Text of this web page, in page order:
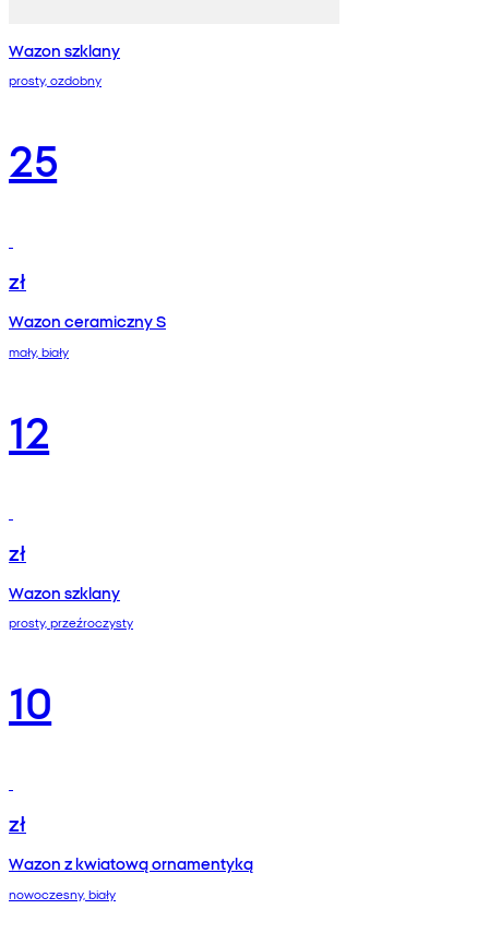
Wazon szklany
prosty, ozdobny
25
zł
Wazon ceramiczny S
mały, biały
12
zł
Wazon szklany
prosty, przeźroczysty
10
zł
Wazon z kwiatową ornamentyką
nowoczesny, biały